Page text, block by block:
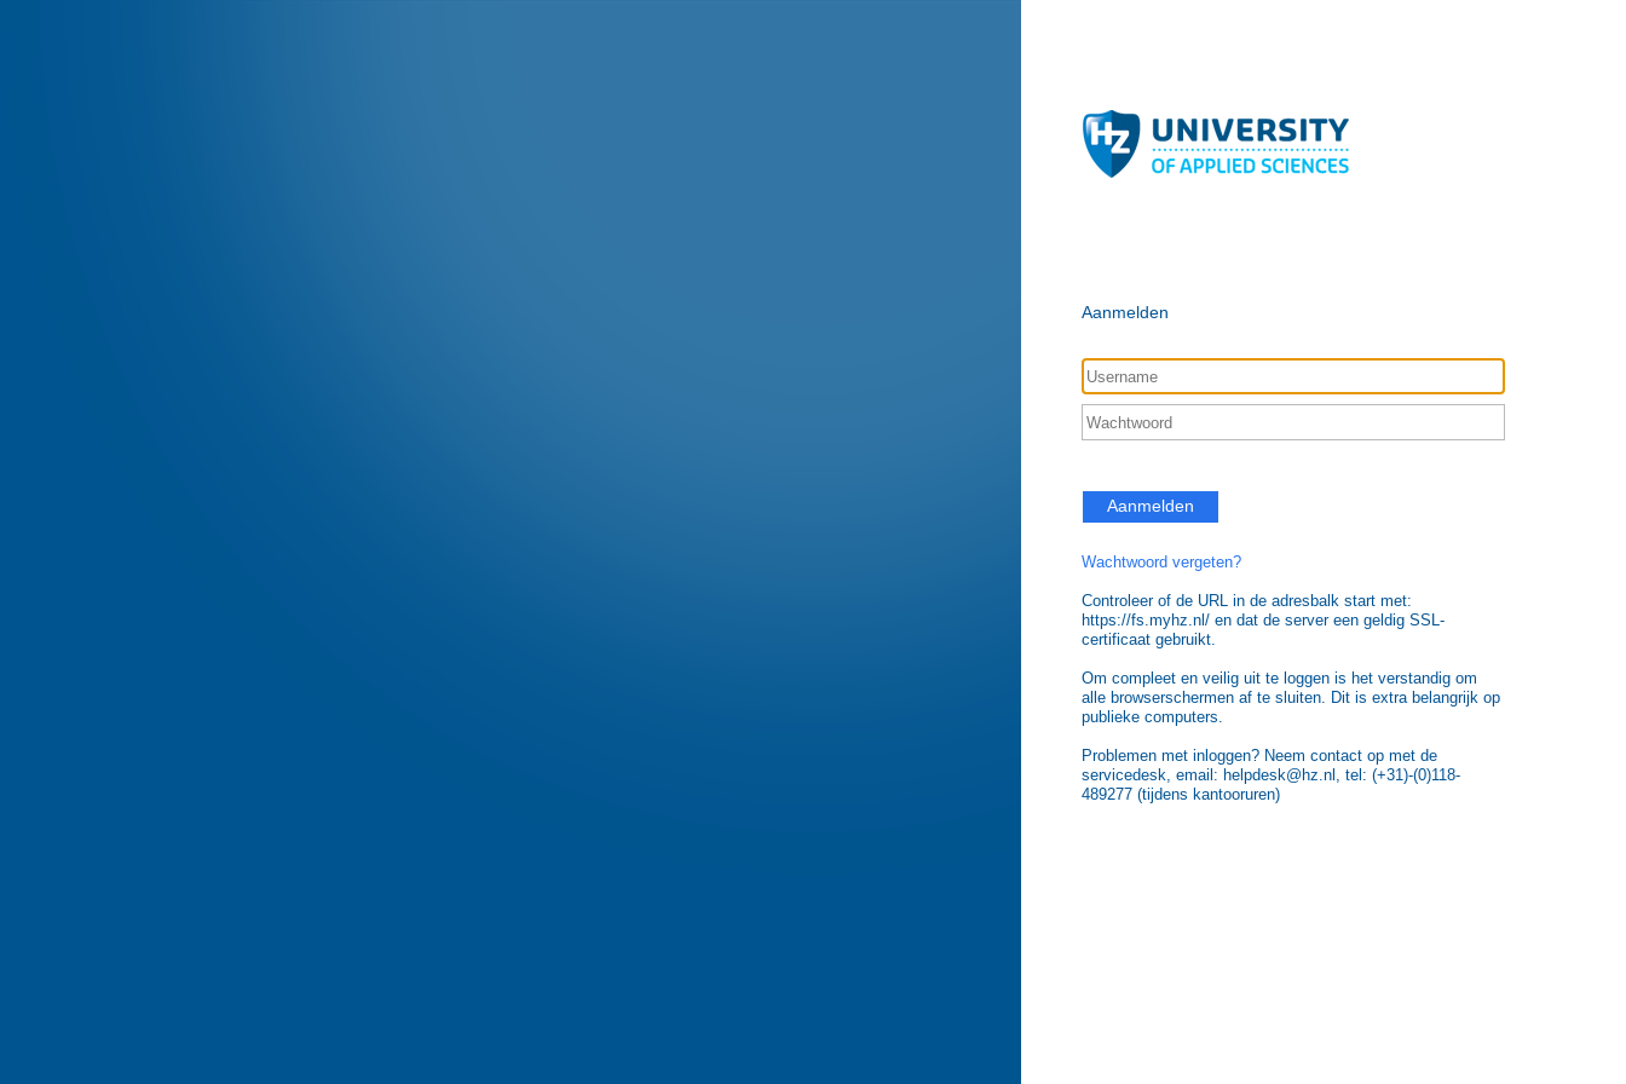
Aanmelden
Aanmelden
Wachtwoord vergeten?
Controleer of de URL in de adresbalk start met:
https://fs.myhz.nl/ en dat de server een geldig SSL-
certificaat gebruikt.
Om compleet en veilig uit te loggen is het verstandig om
alle browserschermen af te sluiten. Dit is extra belangrijk op
publieke computers.
Problemen met inloggen? Neem contact op met de
servicedesk, email: helpdesk@hz.nl, tel: (+31)-(0)118-
489277 (tijdens kantooruren)